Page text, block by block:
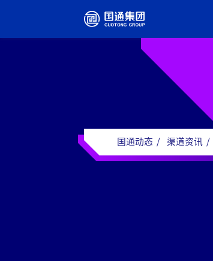
国通动态 / 渠道资讯 /